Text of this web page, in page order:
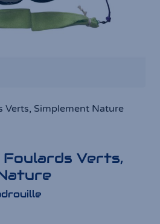
Verts, Simplement Nature
Verts,